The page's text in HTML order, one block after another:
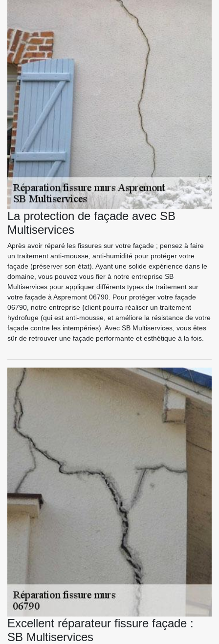
La protection de façade avec SB
Multiservices
Après avoir réparé les fissures sur votre façade ; pensez à faire
un traitement anti-mousse, anti-humidité pour protéger votre
façade (préserver son état). Ayant une solide expérience dans le
domaine, vous pouvez vous fier à notre entreprise SB
Multiservices pour appliquer différents types de traitement sur
votre façade à Aspremont 06790. Pour protéger votre façade
06790, notre entreprise {client pourra réaliser un traitement
hydrofuge (qui est anti-mousse, et améliore la résistance de votre
façade contre les intempéries). Avec SB Multiservices, vous êtes
sûr de retrouver une façade performante et esthétique à la fois.
Excellent réparateur fissure façade :
SB Multiservices